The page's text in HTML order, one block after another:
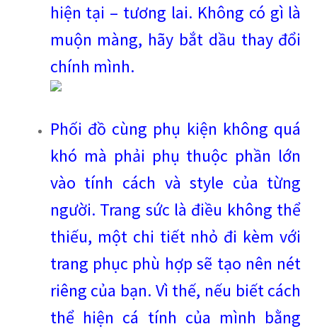
hiện tại – tương lai. Không có gì là
muộn màng, hãy bắt dầu thay đổi
chính mình.
Phối đồ cùng phụ kiện không quá
khó mà phải phụ thuộc phần lớn
vào tính cách và style của từng
người. Trang sức là điều không thể
thiếu, một chi tiết nhỏ đi kèm với
trang phục phù hợp sẽ tạo nên nét
riêng của bạn. Vì thế, nếu biết cách
thể hiện cá tính của mình bằng